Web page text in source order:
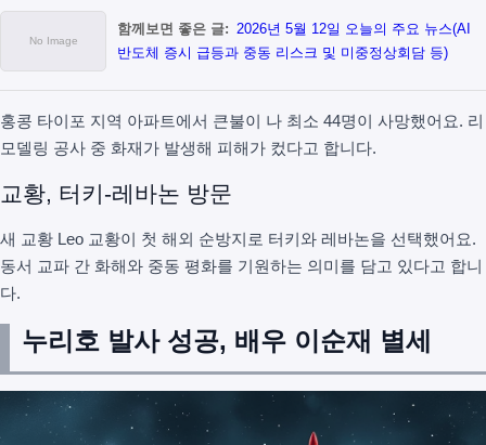
함께보면 좋은 글: 2026년 5월 12일 오늘의 주요 뉴스(AI
반도체 증시 급등과 중동 리스크 및 미중정상회담 등)
홍콩 타이포 지역 아파트에서 큰불이 나 최소 44명이 사망했어요. 리
모델링 공사 중 화재가 발생해 피해가 컸다고 합니다.
교황, 터키-레바논 방문
새 교황 Leo 교황이 첫 해외 순방지로 터키와 레바논을 선택했어요.
동서 교파 간 화해와 중동 평화를 기원하는 의미를 담고 있다고 합니
다.
누리호 발사 성공, 배우 이순재 별세